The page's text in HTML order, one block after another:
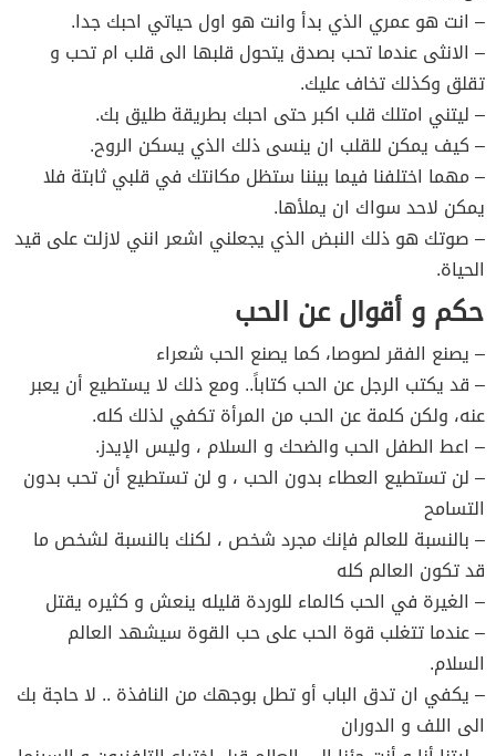
– انت هو عمري الذي بدأ وانت هو اول حياتي احبك جدا.
– الانثى عندما تحب بصدق يتحول قلبها الى قلب ام تحب و
تقلق وكذلك تخاف عليك.
– ليتني امتلك قلب اكبر حتى احبك بطريقة طليق بك.
– كيف يمكن للقلب ان ينسى ذلك الذي يسكن الروح.
– مهما اختلفنا فيما بيننا ستظل مكانتك في قلبي ثابتة فلا
يمكن لاحد سواك ان يملأها.
– صوتك هو ذلك النبض الذي يجعلني اشعر انني لازلت على قيد
الحياة.
حكم و أقوال عن الحب
– يصنع الفقر لصوصا، كما يصنع الحب شعراء
– قد يكتب الرجل عن الحب كتاباً.. ومع ذلك لا يستطيع أن يعبر
عنه، ولكن كلمة عن الحب من المرأة تكفي لذلك كله.
– اعط الطفل الحب والضحك و السلام ، وليس الإيدز.
– لن تستطيع العطاء بدون الحب ، و لن تستطيع أن تحب بدون
التسامح
– بالنسبة للعالم فإنك مجرد شخص ، لكنك بالنسبة لشخص ما
قد تكون العالم كله
– الغيرة في الحب كالماء للوردة قليله ينعش و كثيره يقتل
– عندما تتغلب قوة الحب على حب القوة سيشهد العالم
السلام.
– يكفي ان تدق الباب أو تطل بوجهك من النافذة .. لا حاجة بك
الى اللف و الدوران